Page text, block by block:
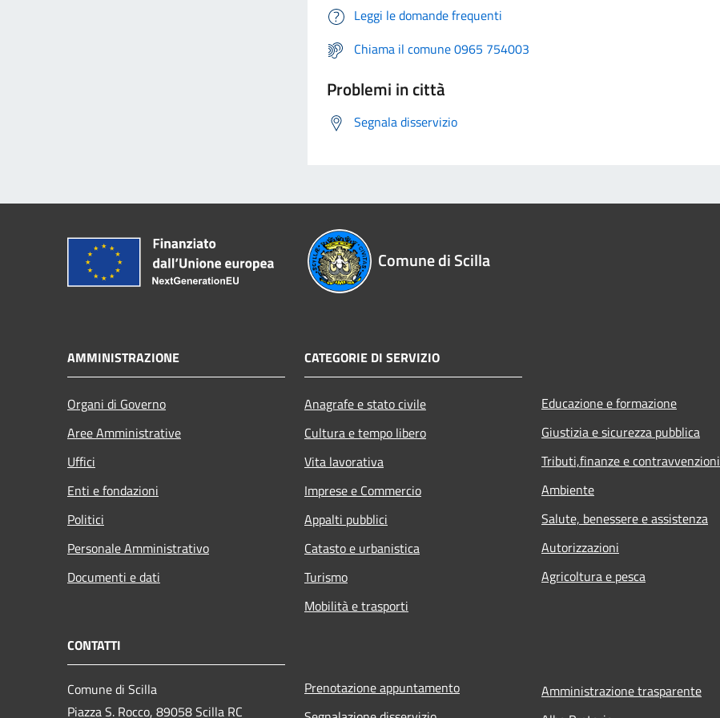
Leggi le domande frequenti
Chiama il comune 0965 754003
Problemi in città
Segnala disservizio
Comune di Scilla
AMMINISTRAZIONE
Organi di Governo
Aree Amministrative
Uffici
Enti e fondazioni
Politici
Personale Amministrativo
Documenti e dati
CATEGORIE DI SERVIZIO
Anagrafe e stato civile
Cultura e tempo libero
Vita lavorativa
Imprese e Commercio
Appalti pubblici
Catasto e urbanistica
Turismo
Mobilità e trasporti
Educazione e formazione
Giustizia e sicurezza pubblica
Tributi,finanze e contravvenzioni
Ambiente
Salute, benessere e assistenza
Autorizzazioni
Agricoltura e pesca
CONTATTI
Comune di Scilla
Piazza S. Rocco, 89058 Scilla RC
Prenotazione appuntamento
Amministrazione trasparente